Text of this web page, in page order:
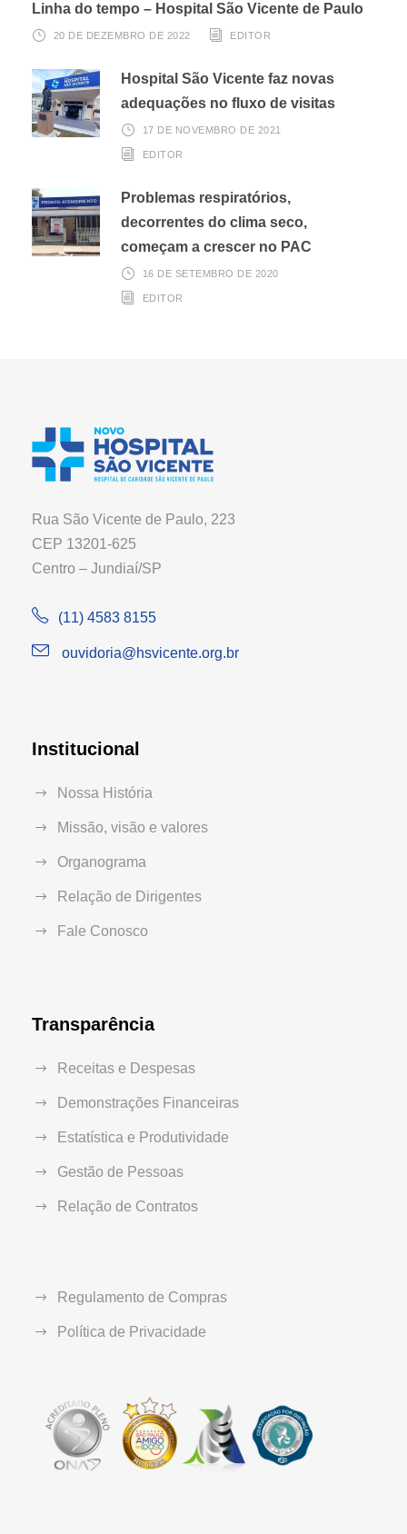
Linha do tempo – Hospital São Vicente de Paulo
20 DE DEZEMBRO DE 2022 EDITOR
Hospital São Vicente faz novas
adequações no fluxo de visitas
17 DE NOVEMBRO DE 2021
EDITOR
Problemas respiratórios,
decorrentes do clima seco,
começam a crescer no PAC
16 DE SETEMBRO DE 2020
EDITOR
Rua São Vicente de Paulo, 223
CEP 13201-625
Centro – Jundiaí/SP
(11) 4583 8155
ouvidoria@hsvicente.org.br
Institucional
Nossa História
Missão, visão e valores
Organograma
Relação de Dirigentes
Fale Conosco
Transparência
Receitas e Despesas
Demonstrações Financeiras
Estatística e Produtividade
Gestão de Pessoas
Relação de Contratos
Regulamento de Compras
Política de Privacidade